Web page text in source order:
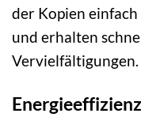
der Kopien
und erhalten
Vervielfältigungen.